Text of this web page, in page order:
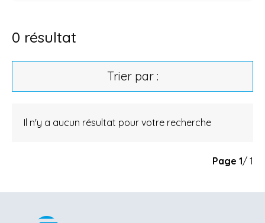
0 résultat
Trier par :
Il n'y a aucun résultat pour votre recherche
Page 1/ 1